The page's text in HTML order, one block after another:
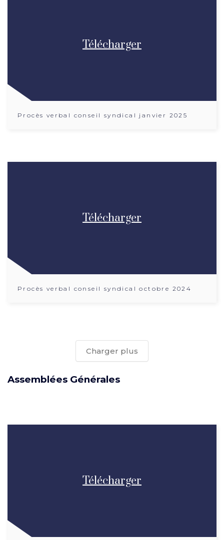
Télécharger
Procès verbal conseil syndical janvier 2025
Télécharger
Procès verbal conseil syndical octobre 2024
Charger plus
Assemblées Générales
Télécharger